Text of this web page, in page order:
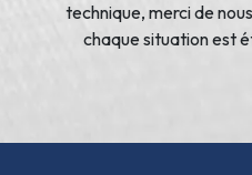
technique, merci de
chaque situation est